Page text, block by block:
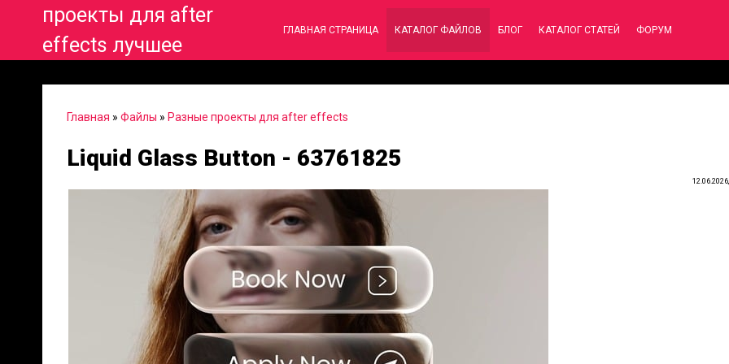
проекты для after
effects лучшее
ГЛАВНАЯ СТРАНИЦА КАТАЛОГ ФАЙЛОВ БЛОГ КАТАЛОГ СТАТЕЙ ФОРУМ
Главная » Файлы » Разные проекты для after effects
Liquid Glass Button - 63761825